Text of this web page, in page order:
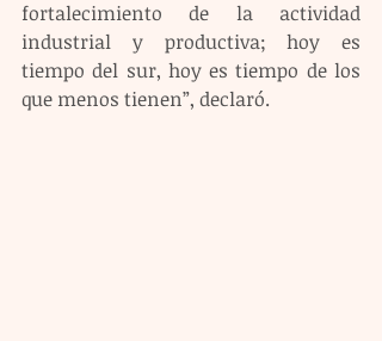
fortalecimiento de la actividad
industrial y productiva; hoy es
tiempo del sur, hoy es tiempo de los
que menos tienen”, declaró.